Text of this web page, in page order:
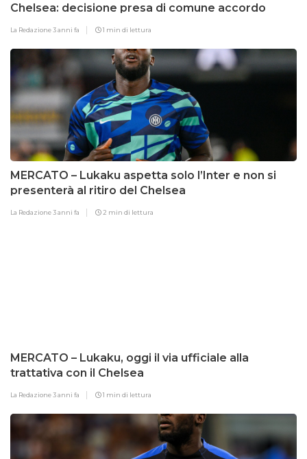
Chelsea: decisione presa di comune accordo
La Redazione3 anni fa 1 min di lettura
MERCATO – Lukaku aspetta solo l’Inter e non si
presenterà al ritiro del Chelsea
La Redazione3 anni fa 2 min di lettura
MERCATO – Lukaku, oggi il via ufficiale alla
trattativa con il Chelsea
La Redazione3 anni fa 1 min di lettura